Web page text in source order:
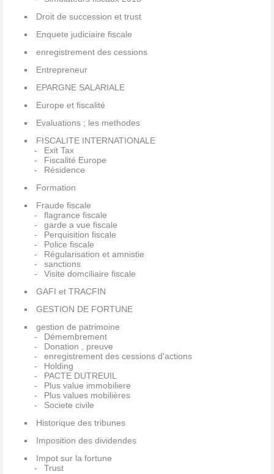
Droit de succession et trust
Enquete judiciaire fiscale
enregistrement des cessions
Entrepreneur
EPARGNE SALARIALE
Europe et fiscalité
Evaluations ; les methodes
FISCALITE INTERNATIONALE
Exit Tax
Fiscalité Europe
Résidence
Formation
Fraude fiscale
flagrance fiscale
garde a vue fiscale
Perquisition fiscale
Police fiscale
Régularisation et amnistie
sanctions
Visite domciliaire fiscale
GAFI et TRACFIN
GESTION DE FORTUNE
gestion de patrimoine
Démembrement
Donation , preuve
enregistrement des cessions d'actions
Holding
PACTE DUTREUIL
Plus value immobiliere
Plus values mobilières
Societe civile
Historique des tribunes
Imposition des dividendes
Impot sur la fortune
Trust